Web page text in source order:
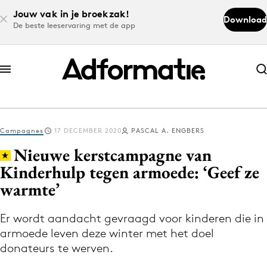
Jouw vak in je broekzak!
De beste leeservaring met de app
Download
Abonneer nu
Abonneer nu
Log in
Download de app
Volg het laatste nieuws via de Adformatie
Nieuws app
Campagnes 17 DECEMBER 2020 PASCAL A. ENGBERS
Nieuwe kerstcampagne van
Kinderhulp tegen armoede: ‘Geef ze
warmte’
Er wordt aandacht gevraagd voor kinderen die in
armoede leven deze winter met het doel
donateurs te werven.